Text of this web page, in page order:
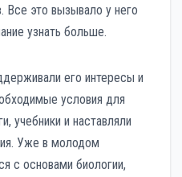
Все это вызывало у него
узнать больше.
его интересы и
условия для
учебники и наставляли
Уже в молодом
с основами биологии,